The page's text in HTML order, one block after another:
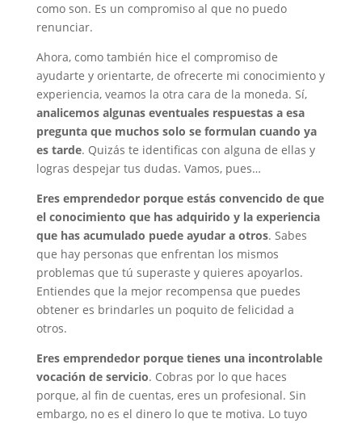
como son. Es un compromiso al que no puedo
renunciar.
Ahora, como también hice el compromiso de
ayudarte y orientarte, de ofrecerte mi conocimiento y
experiencia, veamos la otra cara de la moneda. Sí,
analicemos algunas eventuales respuestas a esa
pregunta que muchos solo se formulan cuando ya
es tarde. Quizás te identificas con alguna de ellas y
logras despejar tus dudas. Vamos, pues…
Eres emprendedor porque estás convencido de que
el conocimiento que has adquirido y la experiencia
que has acumulado puede ayudar a otros. Sabes
que hay personas que enfrentan los mismos
problemas que tú superaste y quieres apoyarlos.
Entiendes que la mejor recompensa que puedes
obtener es brindarles un poquito de felicidad a
otros.
Eres emprendedor porque tienes una incontrolable
vocación de servicio. Cobras por lo que haces
porque, al fin de cuentas, eres un profesional. Sin
embargo, no es el dinero lo que te motiva. Lo tuyo